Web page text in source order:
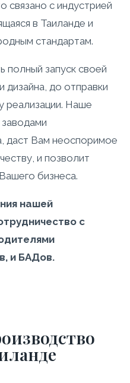
связано с индустрией
в Таиланде и
стандартам.
запуск своей
дизайна, до отправки
реализации. Наше
даст Вам неоспоримое
и позволит
бизнеса.
нашей
с
и БАДов.